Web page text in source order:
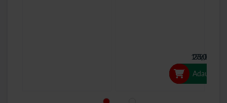
23,00 Lei
Adaugă în
23,00 Lei
Adaugă în
199,00 Lei
Adaugă în
23,00 Lei
Adaugă în